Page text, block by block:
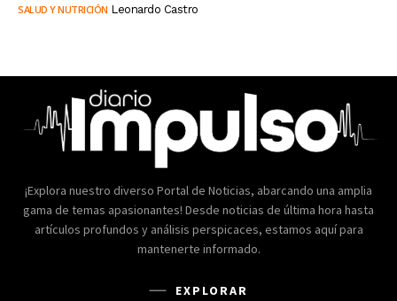
SALUD Y NUTRICIÓN Leonardo Castro
¡Explora nuestro diverso Portal de Noticias, abarcando una amplia
gama de temas apasionantes! Desde noticias de última hora hasta
artículos profundos y análisis perspicaces, estamos aquí para
mantenerte informado.
EXPLORAR